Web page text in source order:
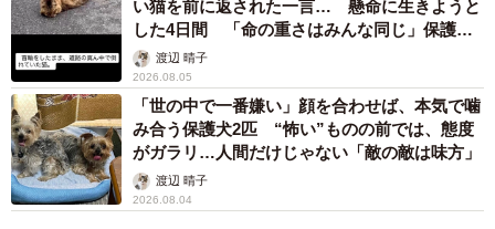
った西尾さんは、自ら里親探しを始めた。そのうちの1匹を
引き取っていった男性が、後に里親詐欺と判明。里親詐欺
とは、里親になると偽って猫を引き取り、転売や虐待をす
る行為だ。この男性は転売はせず、ただ自分のストレスを
子猫に向け、虐待した挙句、殺していた。
い猫を前に返された一言… 懸命に生きようと
した4日間 「命の重さはみんな同じ」保護団
体代表の訴え
渡辺 晴子
2026.08.05
「世の中で一番嫌い」顔を合わせば、本気で噛
み合う保護犬2匹 “怖い”ものの前では、態度
がガラリ…人間だけじゃない「敵の敵は味方」
渡辺 晴子
2026.08.04